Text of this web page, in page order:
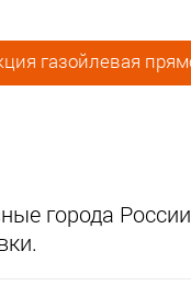
газойлевая
города